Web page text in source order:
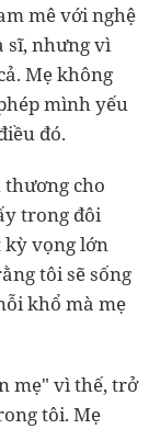
mê với nghệ
sĩ, nhưng vì
Mẹ không
mình yếu
đó.
thương cho
trong đôi
kỳ vọng lớn
tôi sẽ sống
khổ mà mẹ
mẹ" vì thế, trở
tôi. Mẹ